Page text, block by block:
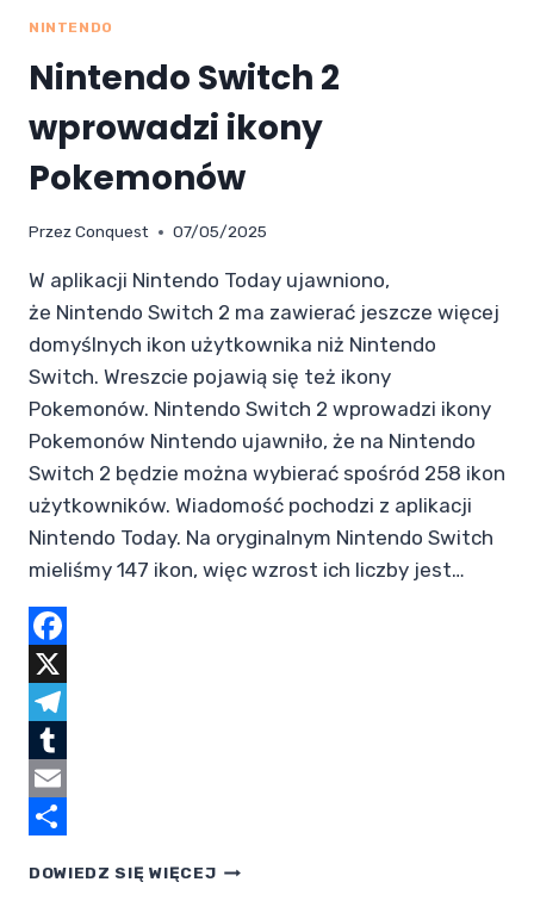
NINTENDO
Nintendo Switch 2
wprowadzi ikony
Pokemonów
PrzezConquest 07/05/2025
W aplikacji Nintendo Today ujawniono,
że Nintendo Switch 2 ma zawierać jeszcze więcej
domyślnych ikon użytkownika niż Nintendo
Switch. Wreszcie pojawią się też ikony
Pokemonów. Nintendo Switch 2 wprowadzi ikony
Pokemonów Nintendo ujawniło, że na Nintendo
Switch 2 będzie można wybierać spośród 258 ikon
użytkowników. Wiadomość pochodzi z aplikacji
Nintendo Today. Na oryginalnym Nintendo Switch
mieliśmy 147 ikon, więc wzrost ich liczby jest…
Facebook
X
Telegram
Tumblr
Email
DOWIEDZ SIĘ WIĘCEJNINTENDO